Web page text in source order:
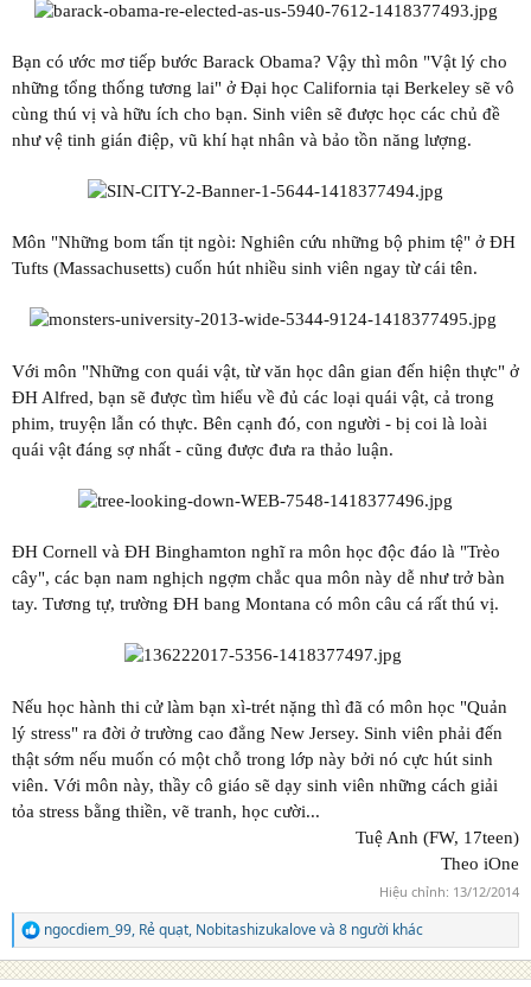
Bạn có ước mơ tiếp bước Barack Obama? Vậy thì môn "Vật lý cho
những tổng thống tương lai" ở Đại học California tại Berkeley sẽ vô
cùng thú vị và hữu ích cho bạn. Sinh viên sẽ được học các chủ đề
như vệ tinh gián điệp, vũ khí hạt nhân và bảo tồn năng lượng.
Môn "Những bom tấn tịt ngòi: Nghiên cứu những bộ phim tệ" ở ĐH
Tufts (Massachusetts) cuốn hút nhiều sinh viên ngay từ cái tên.
Với môn "Những con quái vật, từ văn học dân gian đến hiện thực" ở
ĐH Alfred, bạn sẽ được tìm hiểu về đủ các loại quái vật, cả trong
phim, truyện lẫn có thực. Bên cạnh đó, con người - bị coi là loài
quái vật đáng sợ nhất - cũng được đưa ra thảo luận.
ĐH Cornell và ĐH Binghamton nghĩ ra môn học độc đáo là "Trèo
cây", các bạn nam nghịch ngợm chắc qua môn này dễ như trở bàn
tay. Tương tự, trường ĐH bang Montana có môn câu cá rất thú vị.
Nếu học hành thi cử làm bạn xì-trét nặng thì đã có môn học "Quản
lý stress" ra đời ở trường cao đẳng New Jersey. Sinh viên phải đến
thật sớm nếu muốn có một chỗ trong lớp này bởi nó cực hút sinh
viên. Với môn này, thầy cô giáo sẽ dạy sinh viên những cách giải
tỏa stress bằng thiền, vẽ tranh, học cười...
Tuệ Anh (FW, 17teen)
Theo iOne
Hiệu chỉnh: 13/12/2014
R
e
a
ngocdiem_99, Rẻ quạt, Nobitashizukalovevà 8 người khác